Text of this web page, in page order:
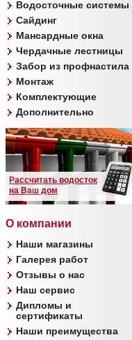
Водосточные системы
Сайдинг
Мансардные окна
Чердачные лестницы
Забор из профнастила
Монтаж
Комплектующие
Дополнительно
Рассчитать водосток
на Ваш дом
О компании
Наши магазины
Галерея работ
Отзывы о нас
Наш сервис
Дипломы и
сертификаты
Наши преимущества